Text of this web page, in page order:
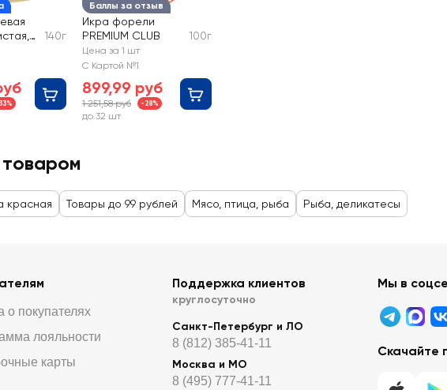
140г
Баллы за отзыв
Икра форели
PREMIUM CLUB
100г
Цена за 1 шт
С Картой №1
899,99 руб
1 251,58 руб -28%
до 32 шт
красная Товары до 99 рублей Мясо, птица, рыба Рыба, деликатесы
о покупателях
лояльности
карты
Поддержка клиентов
круглосуточно
Санкт-Петербург и ЛО
8 (812) 385-41-11
Москва и МО
8 (495) 777-41-11
Мы в
Скачайте